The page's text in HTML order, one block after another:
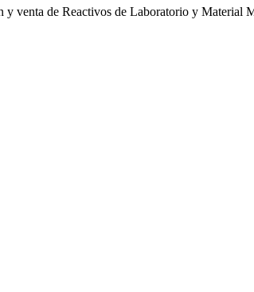
venta de Reactivos de Laboratorio y Material